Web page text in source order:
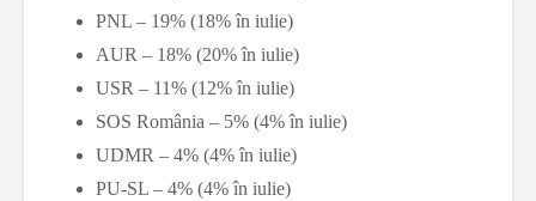
PNL – 19% (18% în iulie)
AUR – 18% (20% în iulie)
USR – 11% (12% în iulie)
SOS România – 5% (4% în iulie)
UDMR – 4% (4% în iulie)
PU-SL – 4% (4% în iulie)